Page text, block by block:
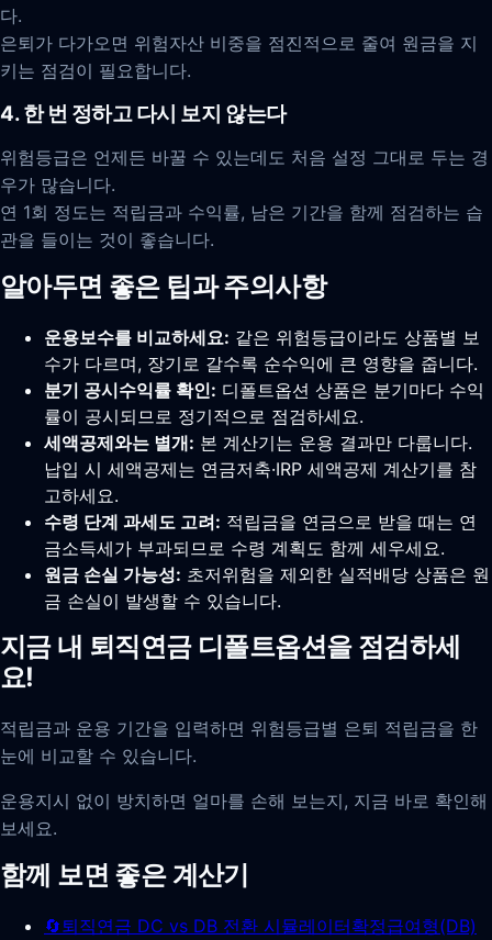
다.
은퇴가 다가오면 위험자산 비중을 점진적으로 줄여 원금을 지
키는 점검이 필요합니다.
4. 한 번 정하고 다시 보지 않는다
위험등급은 언제든 바꿀 수 있는데도 처음 설정 그대로 두는 경
우가 많습니다.
연 1회 정도는 적립금과 수익률, 남은 기간을 함께 점검하는 습
관을 들이는 것이 좋습니다.
알아두면 좋은 팁과 주의사항
운용보수를 비교하세요: 같은 위험등급이라도 상품별 보
수가 다르며, 장기로 갈수록 순수익에 큰 영향을 줍니다.
분기 공시수익률 확인: 디폴트옵션 상품은 분기마다 수익
률이 공시되므로 정기적으로 점검하세요.
세액공제와는 별개: 본 계산기는 운용 결과만 다룹니다.
납입 시 세액공제는 연금저축·IRP 세액공제 계산기를 참
고하세요.
수령 단계 과세도 고려: 적립금을 연금으로 받을 때는 연
금소득세가 부과되므로 수령 계획도 함께 세우세요.
원금 손실 가능성: 초저위험을 제외한 실적배당 상품은 원
금 손실이 발생할 수 있습니다.
지금 내 퇴직연금 디폴트옵션을 점검하세
요!
적립금과 운용 기간을 입력하면 위험등급별 은퇴 적립금을 한
눈에 비교할 수 있습니다.
운용지시 없이 방치하면 얼마를 손해 보는지, 지금 바로 확인해
보세요.
함께 보면 좋은 계산기
🔄퇴직연금 DC vs DB 전환 시뮬레이터확정급여형(DB)